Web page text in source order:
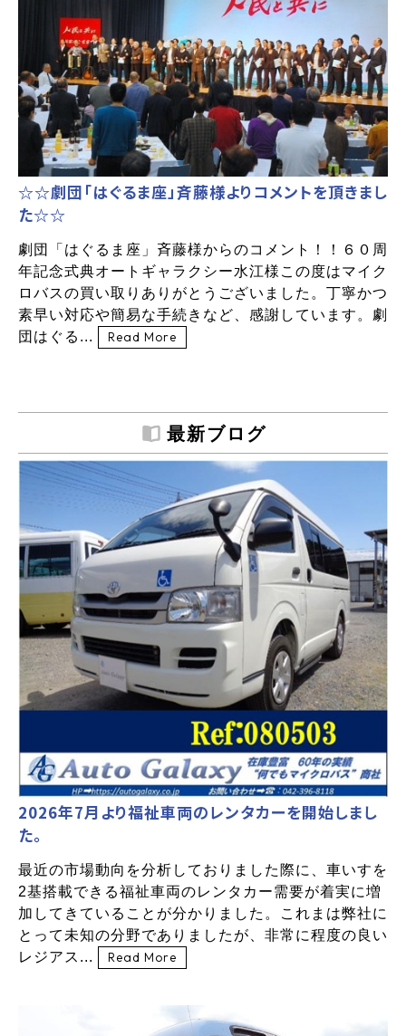
☆☆劇団「はぐるま座」斉藤様よりコメントを頂きまし
た☆☆
劇団「はぐるま座」斉藤様からのコメント！！６０周
年記念式典オートギャラクシー水江様この度はマイク
ロバスの買い取りありがとうございました。丁寧かつ
素早い対応や簡易な手続きなど、感謝しています。劇
団はぐる...
Read More
最新ブログ
2026年7月より福祉車両のレンタカーを開始しまし
た。
最近の市場動向を分析しておりました際に、車いすを
2基搭載できる福祉車両のレンタカー需要が着実に増
加してきていることが分かりました。これまは弊社に
とって未知の分野でありましたが、非常に程度の良い
レジアス...
Read More